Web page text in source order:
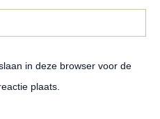
in deze browser voor de
plaats.